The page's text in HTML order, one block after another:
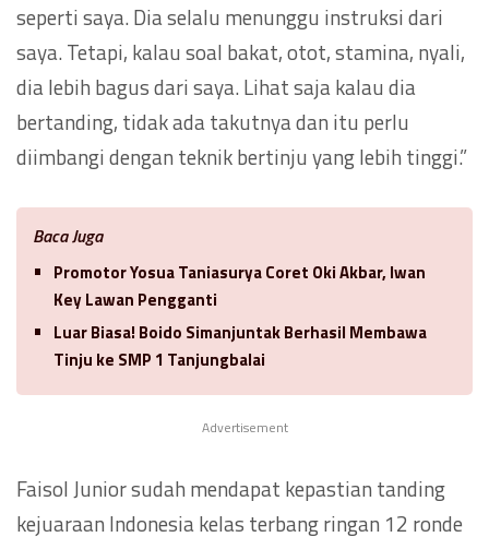
seperti saya. Dia selalu menunggu instruksi dari
saya. Tetapi, kalau soal bakat, otot, stamina, nyali,
dia lebih bagus dari saya. Lihat saja kalau dia
bertanding, tidak ada takutnya dan itu perlu
diimbangi dengan teknik bertinju yang lebih tinggi.”
Baca Juga
Promotor Yosua Taniasurya Coret Oki Akbar, Iwan
Key Lawan Pengganti
Luar Biasa! Boido Simanjuntak Berhasil Membawa
Tinju ke SMP 1 Tanjungbalai
Advertisement
Faisol Junior sudah mendapat kepastian tanding
kejuaraan Indonesia kelas terbang ringan 12 ronde